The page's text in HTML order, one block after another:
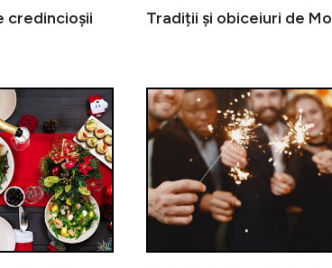
credincioșii
Tradiții și obiceiuri de
Mulți o simt, puțini o înțeleg.